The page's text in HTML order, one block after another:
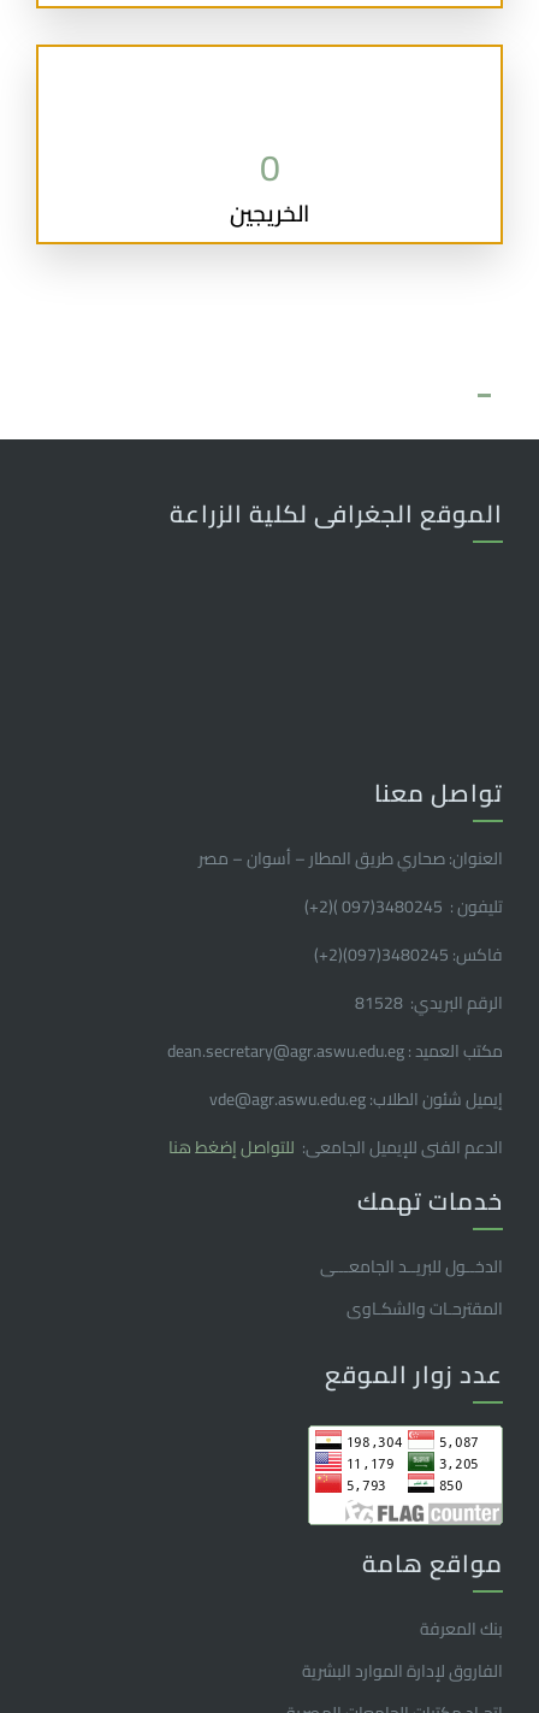
الخريجين
0
الموقع الجغرافى لكلية الزراعة
تواصل معنا
العنوان: صحاري طريق المطار – أسوان – مصر
تليفون : 3480245(097 )(2
+
)
فاكس: 3480245(097)(2
+
)
الرقم البريدي: 81528
مكتب العميد : dean.secretary@agr.aswu.edu.eg
إيميل شئون الطلاب: vde@agr.aswu.edu.eg
الدعم الفنى للإيميل الجامعى: للتواصل إضغط هنا
خدمات تهمك
الدخــول للبريــد الجامعـــى
المقترحـات والشكـاوى
عدد زوار الموقع
مواقع هامة
بنك المعرفة
الفاروق ﻹدارة الموارد البشرية